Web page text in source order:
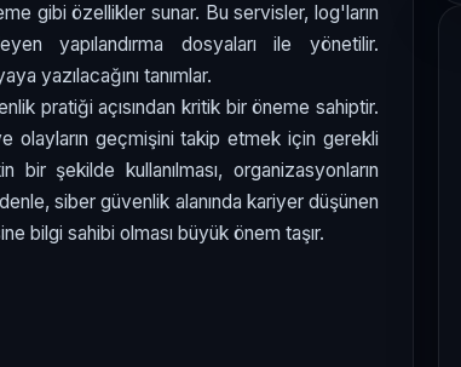
gibi özellikler sunar. Bu servisler, log'ların
yapılandırma dosyaları ile yönetilir.
yazılacağını tanımlar.
pratiği açısından kritik bir öneme sahiptir.
olayların geçmişini takip etmek için gerekli
bir şekilde kullanılması, organizasyonların
siber güvenlik alanında kariyer düşünen
bilgi sahibi olması büyük önem taşır.